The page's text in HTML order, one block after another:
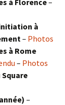
à
– Photos
à Rome
– Photos
Square
année) –